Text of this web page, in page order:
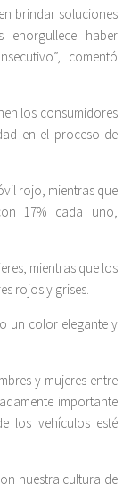
brindar soluciones
enorgullece haber
comentó
los consumidores
en el proceso de
rojo, mientras que
17% cada uno,
mientras que los
rojos y grises.
un color elegante y
y mujeres entre
importante
los vehículos esté
nuestra cultura de